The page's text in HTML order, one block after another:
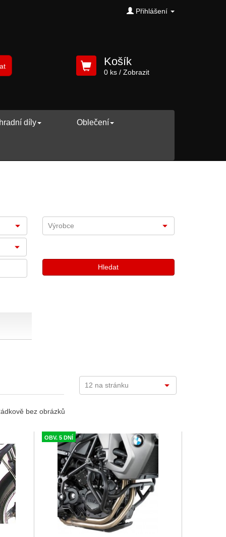
Přihlášení
Košík
0 ks/ Zobrazit
díly Oblečení
bez obrázků
OBV. 5 DNÍ